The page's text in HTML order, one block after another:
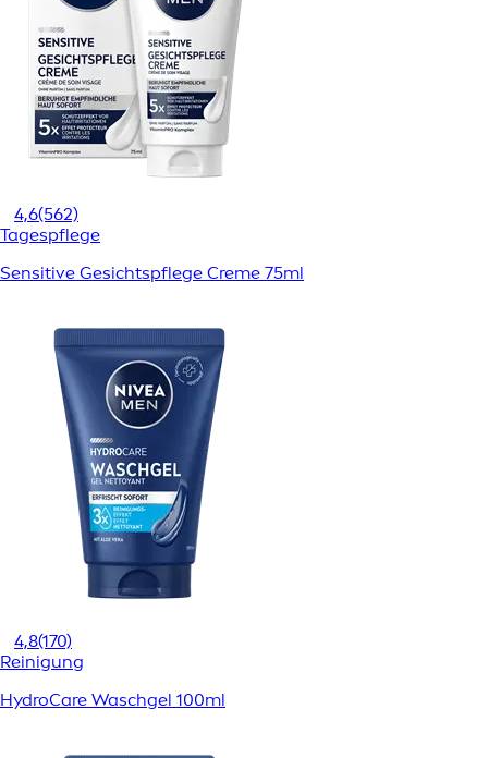
4,6(562)
Tagespflege
Sensitive Gesichtspflege Creme 75ml
4,8(170)
Reinigung
HydroCare Waschgel 100ml